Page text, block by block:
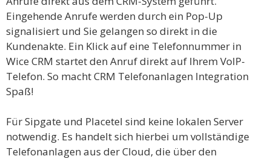
Eingehende Anrufe werden durch ein Pop-Up
signalisiert und Sie gelangen so direkt in die
Kundenakte. Ein Klick auf eine Telefonnummer in
Wice CRM startet den Anruf direkt auf Ihrem VoIP-
Telefon. So macht CRM Telefonanlagen Integration
Spaß!
Für Sipgate und Placetel sind keine lokalen Server
notwendig. Es handelt sich hierbei um vollständige
Telefonanlagen aus der Cloud, die über den